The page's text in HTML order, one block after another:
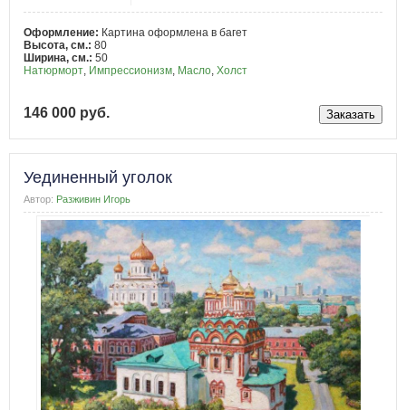
Оформление: Картина оформлена в багет
Высота, см.: 80
Ширина, см.: 50
Натюрморт, Импрессионизм, Масло, Холст
146 000 руб.
Уединенный уголок
Автор: Разживин Игорь